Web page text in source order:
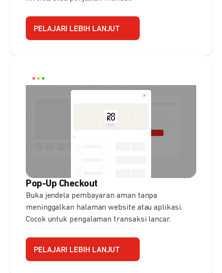
PELAJARI LEBIH LANJUT
Pop-Up Checkout
Buka jendela pembayaran aman tanpa
meninggalkan halaman website atau aplikasi.
Cocok untuk pengalaman transaksi lancar.
PELAJARI LEBIH LANJUT